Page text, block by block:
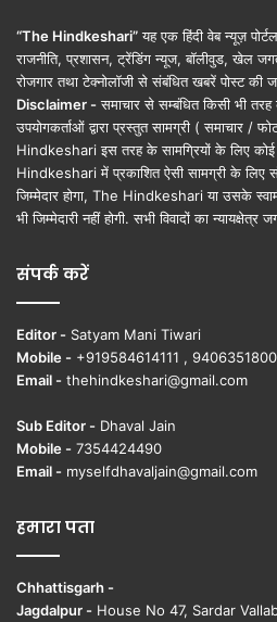
“The Hindkeshari”यह एक हिंदी वेब न्यूज़
राजनीति, प्रशासन, ट्रेंडिंग न्यूज, बॉलीवुड, खेल
रोजगार तथा टेक्नोलॉजी से संबंधित खबरें पोस्ट की
Disclaimer - समाचार से सम्बंधित किसी भी
उपयोगकर्ताओं द्वारा प्रस्तुत सामग्री ( समाचार /
Hindkeshari इस तरह के सामग्रियों के लिए कोई
Hindkeshari में प्रकाशित ऐसी सामग्री के लिए
जिम्मेदार होगा, The Hindkeshari या उसके
भी जिम्मेदारी नहीं होगी. सभी विवादों का न्यायक्षेत्र
संपर्क करें
Editor - Satyam Mani Tiwari
Mobile - +919584614111 , 9406351800
Email - thehindkeshari@gmail.com
Sub Editor - Dhaval Jain
Mobile - 7354424490
Email - myselfdhavaljain@gmail.com
हमारा पता
Chhattisgarh -
Jagdalpur - House No 47, Sardar